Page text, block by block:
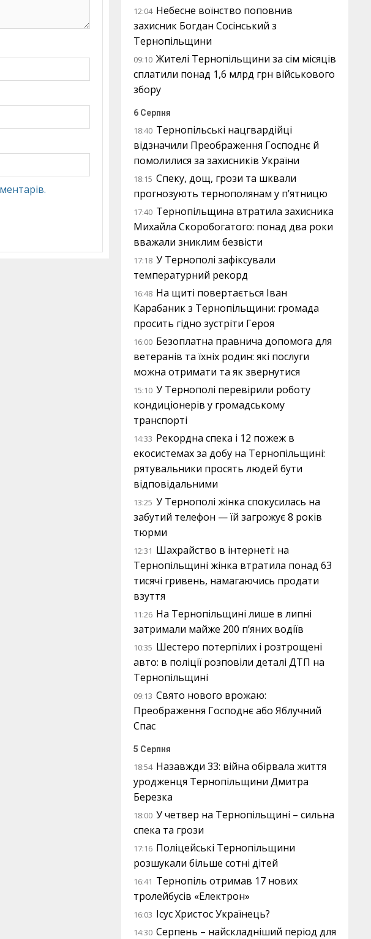
12:04 Небесне воїнство поповнив
захисник Богдан Сосінський з
Тернопільщини
09:10 Жителі Тернопільщини за сім місяців
сплатили понад 1,6 млрд грн військового
збору
6 Серпня
18:40 Тернопільські нацгвардійці
відзначили Преображення Господнє й
помолилися за захисників України
18:15 Спеку, дощ, грози та шквали
прогнозують тернополянам у п’ятницю
17:40 Тернопільщина втратила захисника
Михайла Скоробогатого: понад два роки
вважали зниклим безвісти
17:18 У Тернополі зафіксували
температурний рекорд
16:48 На щиті повертається Іван
Карабаник з Тернопільщини: громада
просить гідно зустріти Героя
16:00 Безоплатна правнича допомога для
ветеранів та їхніх родин: які послуги
можна отримати та як звернутися
15:10 У Тернополі перевірили роботу
кондиціонерів у громадському
транспорті
14:33 Рекордна спека і 12 пожеж в
екосистемах за добу на Тернопільщині:
рятувальники просять людей бути
відповідальними
13:25 У Тернополі жінка спокусилась на
забутий телефон — їй загрожує 8 років
тюрми
12:31 Шахрайство в інтернеті: на
Тернопільщині жінка втратила понад 63
тисячі гривень, намагаючись продати
взуття
11:26 На Тернопільщині лише в липні
затримали майже 200 п’яних водіїв
10:35 Шестеро потерпілих і розтрощені
авто: в поліції розповіли деталі ДТП на
Тернопільщині
09:13 Свято нового врожаю:
Преображення Господнє або Яблучний
Спас
5 Серпня
18:54 Назавжди 33: війна обірвала життя
уродженця Тернопільщини Дмитра
Березка
18:00 У четвер на Тернопільщині – сильна
спека та грози
17:16 Поліцейські Тернопільщини
розшукали більше сотні дітей
16:41 Тернопіль отримав 17 нових
тролейбусів «Електрон»
16:03 Ісус Христос Українець?
14:30 Серпень – найскладніший період для